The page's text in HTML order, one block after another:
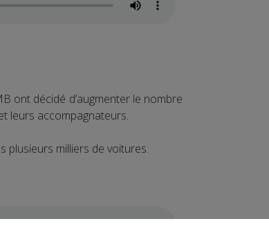
ont décidé d’augmenter le nombre
leurs accompagnateurs.
plusieurs milliers de voitures.